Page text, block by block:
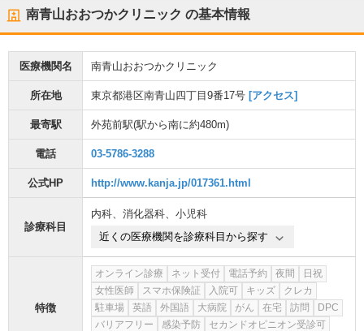
南青山おおつかクリニック の基本情報
医療機関名 南青山おおつかクリニック
所在地 東京都港区南青山四丁目9番17号 [アクセス]
最寄駅 外苑前駅(駅から南に約480m)
電話 03-5786-3288
公式HP http://www.kanja.jp/017361.html
診療科目
内科、 消化器科、 小児科
近くの医療機関を診療科目から探す
特徴
オンライン診療 ネット受付 電話予約 夜間
日祝
女性医師
スマホ保険証 入院可 キッズ
クレカ
駐車場
英語 外国語 大病院 がん 在宅 訪問
DPC
バリアフリー
感染予防
セカンドオピニオン受診可